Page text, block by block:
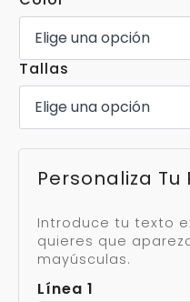
Tallas
Personaliza Tu
Introduce tu texto
quieres que
mayúsculas.
Línea 1